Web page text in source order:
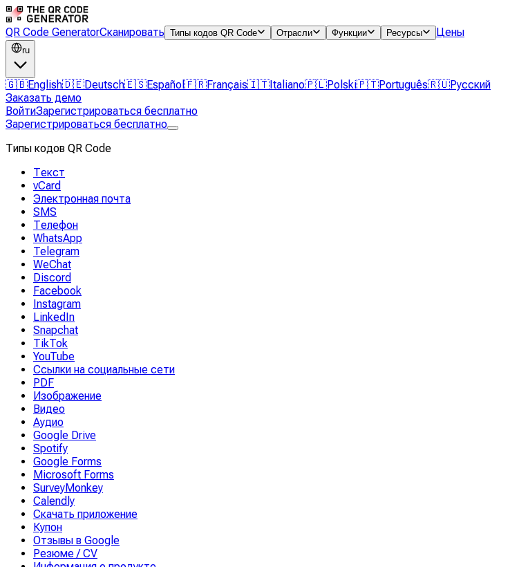
QR Code GeneratorСканировать Типы кодов QR Code Отрасли Функции Ресурсы Цены
ru
🇬🇧English🇩🇪Deutsch🇪🇸Español 🇫🇷Français🇮🇹Italiano🇵🇱Polski🇵🇹Português🇷🇺Русский
Заказать демо
ВойтиЗарегистрироваться бесплатно
Зарегистрироваться бесплатно
Типы кодов QR Code
Текст
vCard
Электронная почта
SMS
Телефон
WhatsApp
Telegram
WeChat
Discord
Facebook
Instagram
LinkedIn
Snapchat
TikTok
YouTube
Ссылки на социальные сети
PDF
Изображение
Видео
Аудио
Google Drive
Spotify
Google Forms
Microsoft Forms
SurveyMonkey
Calendly
Скачать приложение
Купон
Отзывы в Google
Резюме / CV